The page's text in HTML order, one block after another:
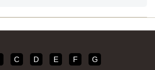
C D E F G